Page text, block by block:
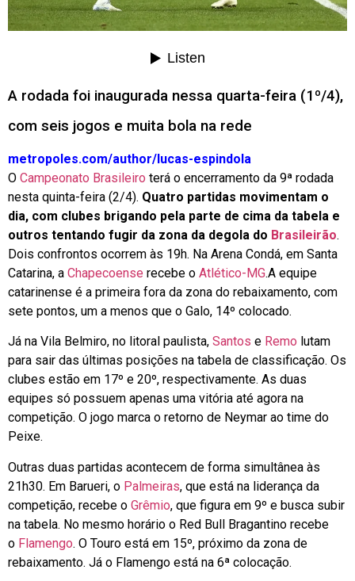
A rodada foi inaugurada nessa quarta-feira (1º/4),
com seis jogos e muita bola na rede
metropoles.com/author/lucas-espindola
O Campeonato Brasileiro terá o encerramento da 9ª rodada
nesta quinta-feira (2/4). Quatro partidas movimentam o
dia, com clubes brigando pela parte de cima da tabela e
outros tentando fugir da zona da degola do Brasileirão.
Dois confrontos ocorrem às 19h. Na Arena Condá, em Santa
Catarina, a Chapecoense recebe o Atlético-MG.A equipe
catarinense é a primeira fora da zona do rebaixamento, com
sete pontos, um a menos que o Galo, 14º colocado.
Já na Vila Belmiro, no litoral paulista, Santos e Remo lutam
para sair das últimas posições na tabela de classificação. Os
clubes estão em 17º e 20º, respectivamente. As duas
equipes só possuem apenas uma vitória até agora na
competição. O jogo marca o retorno de Neymar ao time do
Peixe.
Outras duas partidas acontecem de forma simultânea às
21h30. Em Barueri, o Palmeiras, que está na liderança da
competição, recebe o Grêmio, que figura em 9º e busca subir
na tabela. No mesmo horário o Red Bull Bragantino recebe
o Flamengo. O Touro está em 15º, próximo da zona de
rebaixamento. Já o Flamengo está na 6ª colocação.